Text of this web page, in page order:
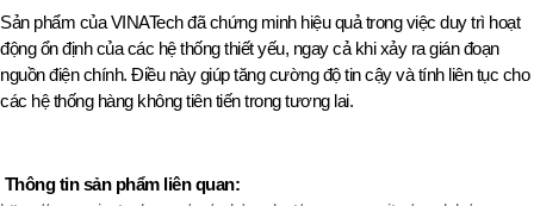
Sản phẩm của VINATech đã chứng minh hiệu quả trong việc duy trì hoạt
động ổn định của các hệ thống thiết yếu, ngay cả khi xảy ra gián đoạn
nguồn điện chính. Điều này giúp tăng cường độ tin cậy và tính liên tục cho
các hệ thống hàng không tiên tiến trong tương lai.
Thông tin sản phẩm liên quan: